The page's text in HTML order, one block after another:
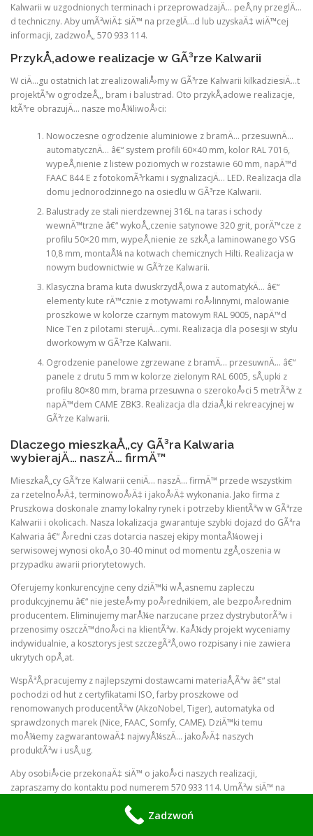
Kalwarii w uzgodnionych terminach i przeprowadzajÄ… peÅ‚ny przeglÄ…
d techniczny. Aby umÃ³wiÄ‡ siÄ™ na przeglÄ…d lub uzyskaÄ‡ wiÄ™cej
informacji, zadzwoÅ„ 570 933 114.
PrzykÅ‚adowe realizacje w GÃ³rze Kalwarii
W ciÄ…gu ostatnich lat zrealizowaliÅ›my w GÃ³rze Kalwarii kilkadziesiÄ…t
projektÃ³w ogrodzeÅ„, bram i balustrad. Oto przykÅ‚adowe realizacje,
ktÃ³re obrazujÄ… nasze moÅ¼liwoÅ›ci:
Nowoczesne ogrodzenie aluminiowe z bramÄ… przesuwnÄ…
automatycznÄ… â€“ system profili 60×40 mm, kolor RAL 7016,
wypeÅ‚nienie z listew poziomych w rozstawie 60 mm, napÄ™d
FAAC 844 E z fotokomÃ³rkami i sygnalizacjÄ… LED. Realizacja dla
domu jednorodzinnego na osiedlu w GÃ³rze Kalwarii.
Balustrady ze stali nierdzewnej 316L na taras i schody
wewnÄ™trzne â€“ wykoÅ„czenie satynowe 320 grit, porÄ™cze z
profilu 50×20 mm, wypeÅ‚nienie ze szkÅ‚a laminowanego VSG
10,8 mm, montaÅ¼ na kotwach chemicznych Hilti. Realizacja w
nowym budownictwie w GÃ³rze Kalwarii.
Klasyczna brama kuta dwuskrzydÅ‚owa z automatykÄ… â€“
elementy kute rÄ™cznie z motywami roÅ›linnymi, malowanie
proszkowe w kolorze czarnym matowym RAL 9005, napÄ™d
Nice Ten z pilotami sterujÄ…cymi. Realizacja dla posesji w stylu
dworkowym w GÃ³rze Kalwarii.
Ogrodzenie panelowe zgrzewane z bramÄ… przesuwnÄ… â€“
panele z drutu 5 mm w kolorze zielonym RAL 6005, sÅ‚upki z
profilu 80×80 mm, brama przesuwna o szerokoÅ›ci 5 metrÃ³w z
napÄ™dem CAME ZBK3. Realizacja dla dziaÅ‚ki rekreacyjnej w
GÃ³rze Kalwarii.
Dlaczego mieszkaÅ„cy GÃ³ra Kalwaria
wybierajÄ… naszÄ… firmÄ™
MieszkaÅ„cy GÃ³rze Kalwarii ceniÄ… naszÄ… firmÄ™ przede wszystkim
za rzetelnoÅ›Ä‡, terminowoÅ›Ä‡ i jakoÅ›Ä‡ wykonania. Jako firma z
Pruszkowa doskonale znamy lokalny rynek i potrzeby klientÃ³w w GÃ³rze
Kalwarii i okolicach. Nasza lokalizacja gwarantuje szybki dojazd do GÃ³ra
Kalwaria â€“ Å›redni czas dotarcia naszej ekipy montaÅ¼owej i
serwisowej wynosi okoÅ‚o 30-40 minut od momentu zgÅ‚oszenia w
przypadku awarii priorytetowych.
Oferujemy konkurencyjne ceny dziÄ™ki wÅ‚asnemu zapleczu
produkcyjnemu â€“ nie jesteÅ›my poÅ›rednikiem, ale bezpoÅ›rednim
producentem. Eliminujemy marÅ¼e narzucane przez dystrybutorÃ³w i
przenosimy oszczÄ™dnoÅ›ci na klientÃ³w. KaÅ¼dy projekt wyceniamy
indywidualnie, a kosztorys jest szczegÃ³Å‚owo rozpisany i nie zawiera
ukrytych opÅ‚at.
WspÃ³Å‚pracujemy z najlepszymi dostawcami materiaÅ‚Ã³w â€“ stal
pochodzi od hut z certyfikatami ISO, farby proszkowe od
renomowanych producentÃ³w (AkzoNobel, Tiger), automatyka od
sprawdzonych marek (Nice, FAAC, Somfy, CAME). DziÄ™ki temu
moÅ¼emy zagwarantowaÄ‡ najwyÅ¼szÄ… jakoÅ›Ä‡ naszych
produktÃ³w i usÅ‚ug.
Aby osobiÅ›cie przekonaÄ‡ siÄ™ o jakoÅ›ci naszych realizacji,
zapraszamy do kontaktu pod numerem 570 933 114. UmÃ³w siÄ™ na
przyjedzie na miejsce, dokona pomiarÃ³w, omÃ³wi moÅ¼liwoÅ›ci i
Zadzwoń